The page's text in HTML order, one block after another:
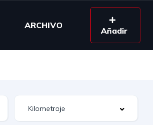
ARCHIVO
Añadir